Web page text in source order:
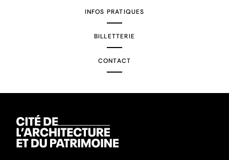
INFOS PRATIQUES
BILLETTERIE
CONTACT